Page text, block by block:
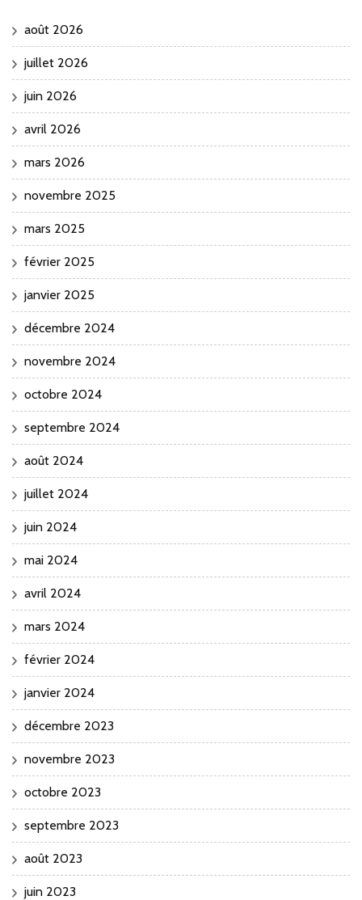
août 2026
juillet 2026
juin 2026
avril 2026
mars 2026
novembre 2025
mars 2025
février 2025
janvier 2025
décembre 2024
novembre 2024
octobre 2024
septembre 2024
août 2024
juillet 2024
juin 2024
mai 2024
avril 2024
mars 2024
février 2024
janvier 2024
décembre 2023
novembre 2023
octobre 2023
septembre 2023
août 2023
juin 2023